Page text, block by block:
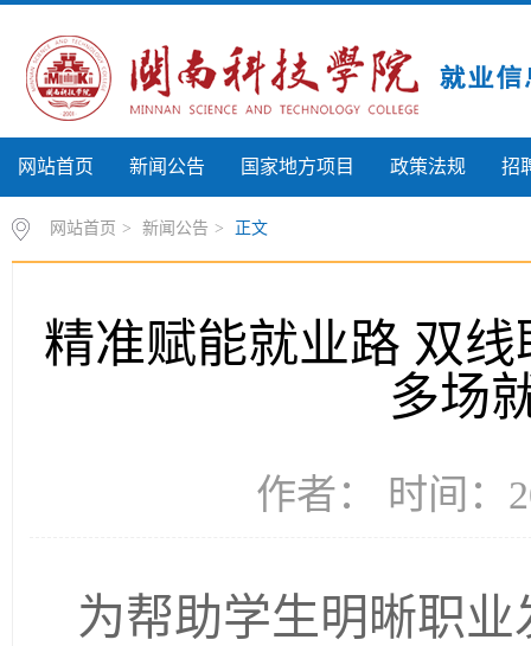
网站首页 新闻公告 国家地方项目 政策法规 招
网站首页 > 新闻公告 > 正文
精准赋能就业路 双
多场
作者： 时间：
为帮助学生明晰职